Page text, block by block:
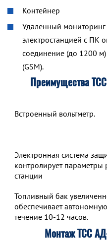
Контейнер
Удаленный
электростанцией с ПК
соединение (до 1200
(GSM).
Преимущества
Встроенный вольтметр.
Электронная система
контролирует параметры
станции
Топливный бак
обеспечивает
течение 10-12 часов.
Монтаж ТСС